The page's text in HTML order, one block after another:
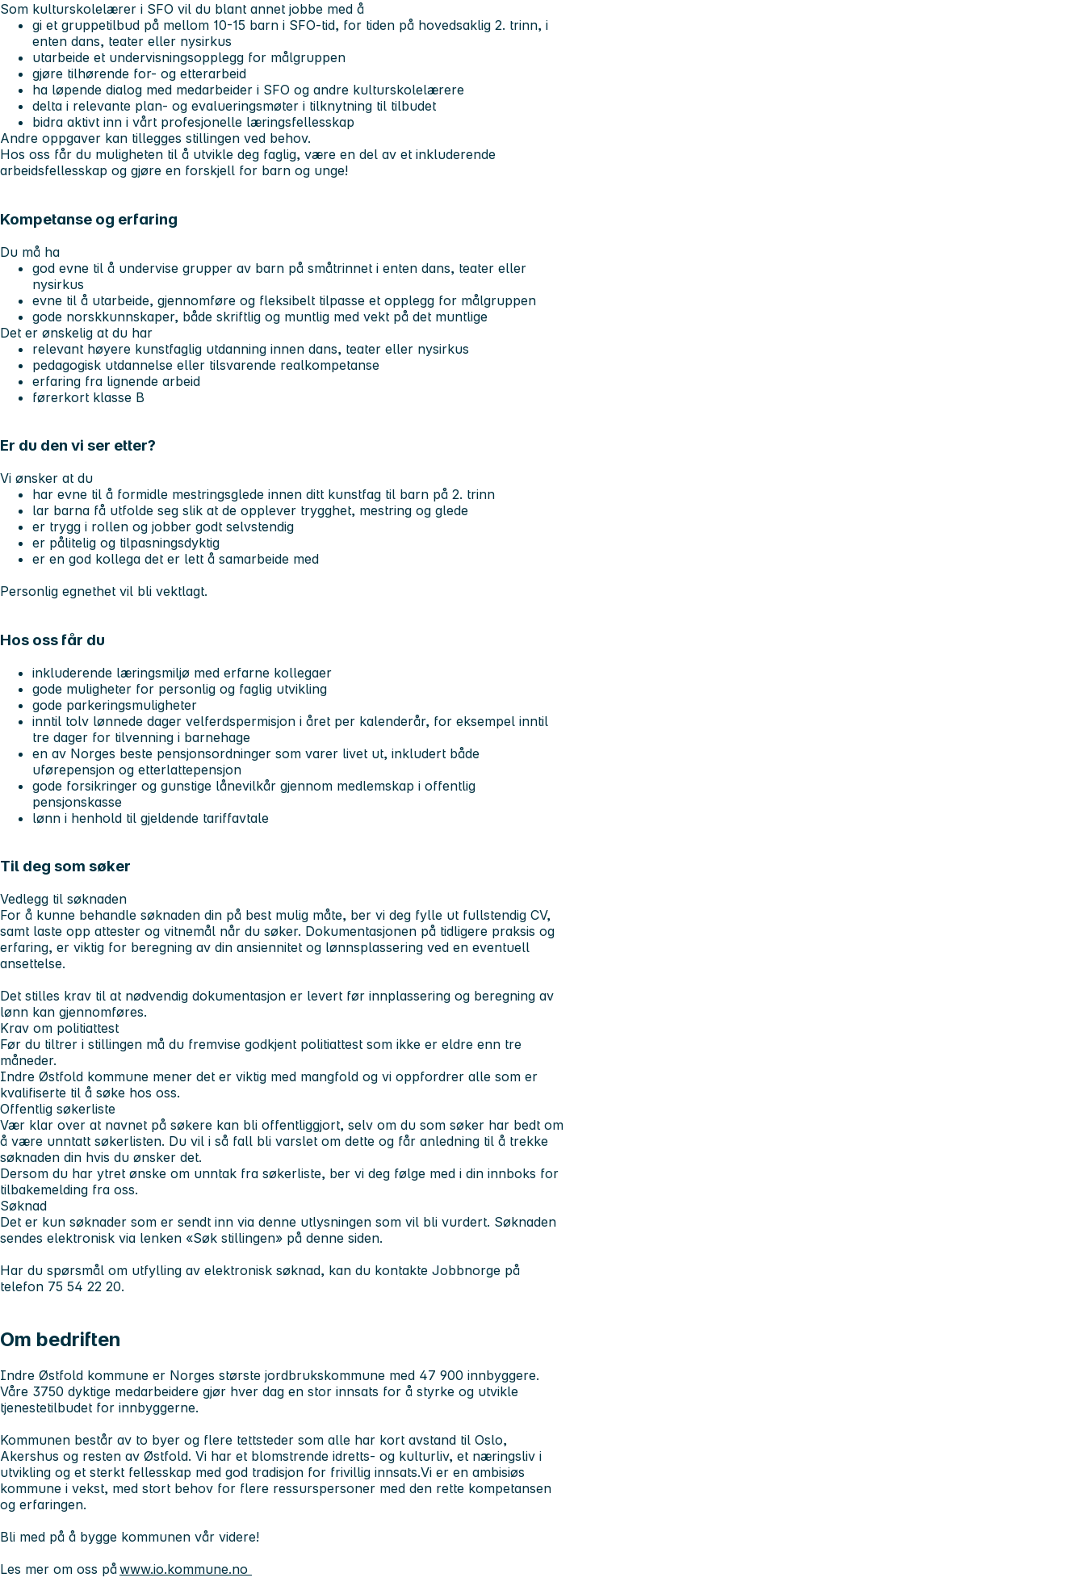
Som kulturskolelærer i SFO vil du blant annet jobbe med å
gi et gruppetilbud på mellom 10-15 barn i SFO-tid, for tiden på hovedsaklig 2. trinn, i
enten dans, teater eller nysirkus
utarbeide et undervisningsopplegg for målgruppen
gjøre tilhørende for- og etterarbeid
ha løpende dialog med medarbeider i SFO og andre kulturskolelærere
delta i relevante plan- og evalueringsmøter i tilknytning til tilbudet
bidra aktivt inn i vårt profesjonelle læringsfellesskap
Andre oppgaver kan tillegges stillingen ved behov.
Hos oss får du muligheten til å utvikle deg faglig, være en del av et inkluderende
arbeidsfellesskap og gjøre en forskjell for barn og unge!
Kompetanse og erfaring
Du må ha
god evne til å undervise grupper av barn på småtrinnet i enten dans, teater eller
nysirkus
evne til å utarbeide, gjennomføre og fleksibelt tilpasse et opplegg for målgruppen
gode norskkunnskaper, både skriftlig og muntlig med vekt på det muntlige
Det er ønskelig at du har
relevant høyere kunstfaglig utdanning innen dans, teater eller nysirkus
pedagogisk utdannelse eller tilsvarende realkompetanse
erfaring fra lignende arbeid
førerkort klasse B
Er du den vi ser etter?
Vi ønsker at du
har evne til å formidle mestringsglede innen ditt kunstfag til barn på 2. trinn
lar barna få utfolde seg slik at de opplever trygghet, mestring og glede
er trygg i rollen og jobber godt selvstendig
er pålitelig og tilpasningsdyktig
er en god kollega det er lett å samarbeide med
Personlig egnethet vil bli vektlagt.
Hos oss får du
inkluderende læringsmiljø med erfarne kollegaer
gode muligheter for personlig og faglig utvikling
gode parkeringsmuligheter
inntil tolv lønnede dager velferdspermisjon i året per kalenderår, for eksempel inntil
tre dager for tilvenning i barnehage
en av Norges beste pensjonsordninger som varer livet ut, inkludert både
uførepensjon og etterlattepensjon
gode forsikringer og gunstige lånevilkår gjennom medlemskap i offentlig
pensjonskasse
lønn i henhold til gjeldende tariffavtale
Til deg som søker
Vedlegg til søknaden
For å kunne behandle søknaden din på best mulig måte, ber vi deg fylle ut fullstendig CV,
samt laste opp attester og vitnemål når du søker. Dokumentasjonen på tidligere praksis og
erfaring, er viktig for beregning av din ansiennitet og lønnsplassering ved en eventuell
ansettelse.
Det stilles krav til at nødvendig dokumentasjon er levert før innplassering og beregning av
lønn kan gjennomføres.
Krav om politiattest
Før du tiltrer i stillingen må du fremvise godkjent politiattest som ikke er eldre enn tre
måneder.
Indre Østfold kommune mener det er viktig med mangfold og vi oppfordrer alle som er
kvalifiserte til å søke hos oss.
Offentlig søkerliste
Vær klar over at navnet på søkere kan bli offentliggjort, selv om du som søker har bedt om
å være unntatt søkerlisten. Du vil i så fall bli varslet om dette og får anledning til å trekke
søknaden din hvis du ønsker det.
Dersom du har ytret ønske om unntak fra søkerliste, ber vi deg følge med i din innboks for
tilbakemelding fra oss.
Søknad
Det er kun søknader som er sendt inn via denne utlysningen som vil bli vurdert. Søknaden
sendes elektronisk via lenken «Søk stillingen» på denne siden.
Har du spørsmål om utfylling av elektronisk søknad, kan du kontakte Jobbnorge på
telefon 75 54 22 20.
Om bedriften
Indre Østfold kommune er Norges største jordbrukskommune med 47 900 innbyggere.
Våre 3750 dyktige medarbeidere gjør hver dag en stor innsats for å styrke og utvikle
tjenestetilbudet for innbyggerne.
Kommunen består av to byer og flere tettsteder som alle har kort avstand til Oslo,
Akershus og resten av Østfold. Vi har et blomstrende idretts- og kulturliv, et næringsliv i
utvikling og et sterkt fellesskap med god tradisjon for frivillig innsats.Vi er en ambisiøs
kommune i vekst, med stort behov for flere ressurspersoner med den rette kompetansen
og erfaringen.
Bli med på å bygge kommunen vår videre!
Les mer om oss påwww.io.kommune.no